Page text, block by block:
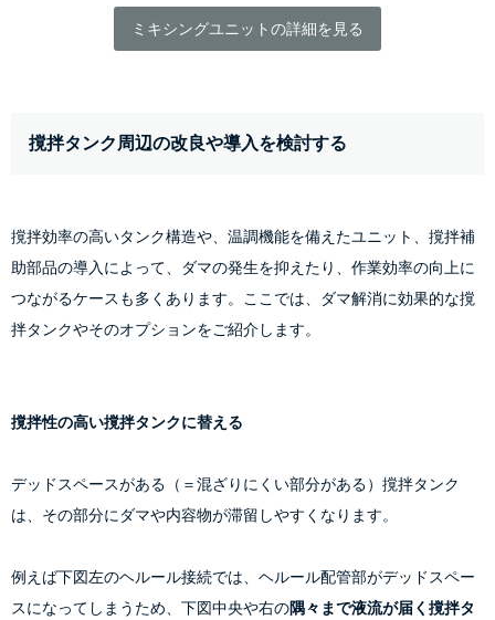
ミキシングユニットの詳細を見る
撹拌タンク周辺の改良や導入を検討する
撹拌効率の高いタンク構造や、温調機能を備えたユニット、撹拌補
助部品の導入によって、ダマの発生を抑えたり、作業効率の向上に
つながるケースも多くあります。ここでは、ダマ解消に効果的な撹
拌タンクやそのオプションをご紹介します。
撹拌性の高い撹拌タンクに替える
デッドスペースがある（＝混ざりにくい部分がある）撹拌タンク
は、その部分にダマや内容物が滞留しやすくなります。
例えば下図左のヘルール接続では、ヘルール配管部がデッドスペー
スになってしまうため、下図中央や右の隅々まで液流が届く撹拌タ